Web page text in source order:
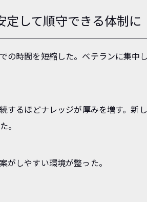
定して順守できる体制に
時間を短縮した。ベテランに集中
するほどナレッジが厚みを増す。新
。
しやすい環境が整った。